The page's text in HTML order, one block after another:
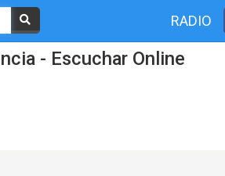
RADIO
- Escuchar Online